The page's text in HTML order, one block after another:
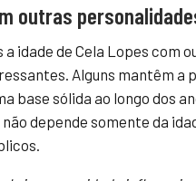
outras
a idade de Cela Lopes com
Alguns mantêm a
base sólida ao longo dos
depende somente da